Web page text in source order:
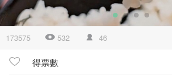
173575 532 46
得票數